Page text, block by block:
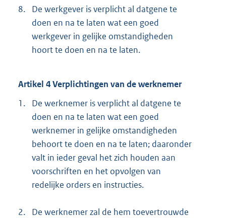
8.
De werkgever is verplicht al datgene te
doen en na te laten wat een goed
werkgever in gelijke omstandigheden
hoort te doen en na te laten.
Artikel 4 Verplichtingen van de werknemer
1.
De werknemer is verplicht al datgene te
doen en na te laten wat een goed
werknemer in gelijke omstandigheden
behoort te doen en na te laten; daaronder
valt in ieder geval het zich houden aan
voorschriften en het opvolgen van
redelijke orders en instructies.
2.
De werknemer zal de hem toevertrouwde